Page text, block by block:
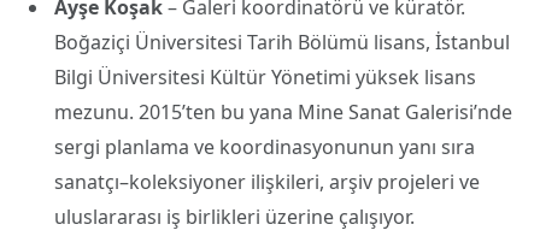
Ayşe Koşak– Galeri koordinatörü ve küratör.
Boğaziçi Üniversitesi Tarih Bölümü lisans, İstanbul
Bilgi Üniversitesi Kültür Yönetimi yüksek lisans
mezunu. 2015’ten bu yana Mine Sanat Galerisi’nde
sergi planlama ve koordinasyonunun yanı sıra
sanatçı–koleksiyoner ilişkileri, arşiv projeleri ve
uluslararası iş birlikleri üzerine çalışıyor.